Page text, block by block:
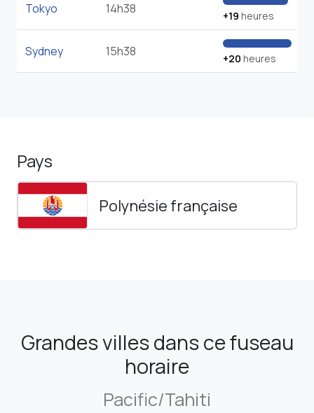
Tokyo 14h38 +19 heures
Sydney 15h38 +20 heures
Pays
Polynésie française
Grandes villes dans ce fuseau
horaire
Pacific/Tahiti